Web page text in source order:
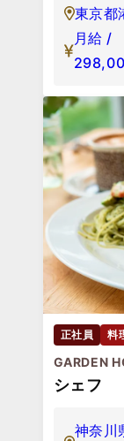
東京都
月給 /
正社員 料
GARDEN
シェフ
神奈川